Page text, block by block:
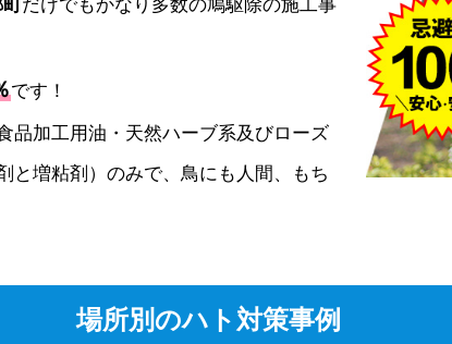
町だけでもかなり多数の鳩駆除の施工事
です！
品加工用油・天然ハーブ系及びローズ
と増粘剤）のみで、鳥にも人間、もち
場所別のハト対策事例